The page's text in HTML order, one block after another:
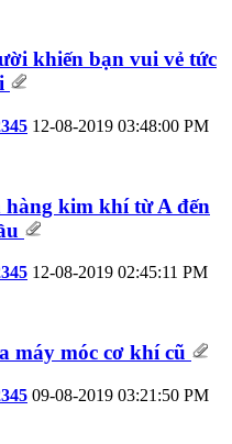
khiến bạn vui vẻ tức
12-08-2019 03:48:00 PM
kim khí từ A đến
12-08-2019 02:45:11 PM
máy móc cơ khí cũ
09-08-2019 03:21:50 PM